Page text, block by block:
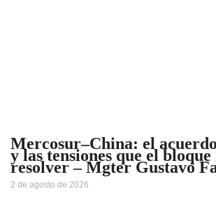
Mercosur–China: el
y las tensiones que el bloque
resolver – Mgter Gustavo
2 de agosto de 2026